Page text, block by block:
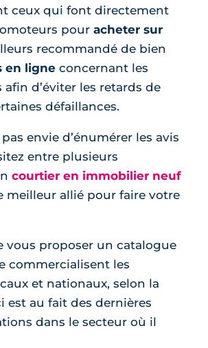
ceux qui font directement
pour acheter sur
recommandé de bien
en ligne concernant les
d’éviter les retards de
défaillances.
pas envie d’énumérer les avis
entre plusieurs
courtier en immobilier neuf
meilleur allié pour faire votre
vous proposer un catalogue
commercialisent les
et nationaux, selon la
est au fait des dernières
dans le secteur où il